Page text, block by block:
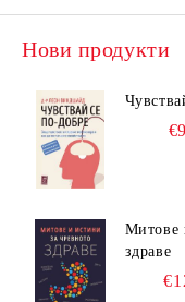
Нови продукти
Митове
здраве